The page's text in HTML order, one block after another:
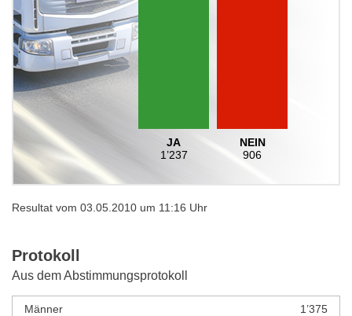
JA
1’237
NEIN
906
Resultat vom 03.05.2010 um 11:16 Uhr
Protokoll
Aus dem Abstimmungsprotokoll
Männer
1’375